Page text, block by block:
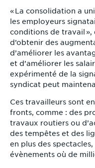
« La consolidation a
les employeurs
conditions de travail »,
d’obtenir des
d’améliorer les
et d’améliorer les
expérimenté de la
syndicat peut
Ces travailleurs sont
fronts, comme : des
travaux routiers ou
des tempêtes et des
en plus des
évènements où de